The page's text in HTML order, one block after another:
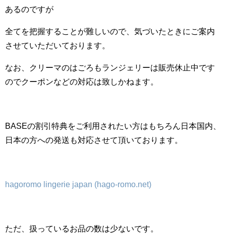
あるのですが
全てを把握することが難しいので、気づいたときにご案内
させていただいております。
なお、クリーマのはごろもランジェリーは販売休止中です
のでクーポンなどの対応は致しかねます。
BASEの割引特典をご利用されたい方はもちろん日本国内、
日本の方への発送も対応させて頂いております。
hagoromo lingerie japan (hago-romo.net)
ただ、扱っているお品の数は少ないです。